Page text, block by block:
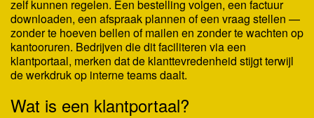
zelf kunnen regelen. Een bestelling volgen, een factuur
downloaden, een afspraak plannen of een vraag stellen —
zonder te hoeven bellen of mailen en zonder te wachten op
kantooruren. Bedrijven die dit faciliteren via een
klantportaal, merken dat de klanttevredenheid stijgt terwijl
de werkdruk op interne teams daalt.
Wat is een klantportaal?